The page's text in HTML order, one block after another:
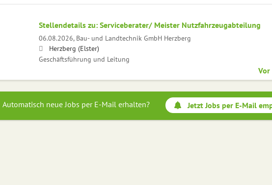
Stellendetails zu: Serviceberater/ Meister Nutzfahrzeugabteilung
06.08.2026, Bau- und Landtechnik GmbH Herzberg
Herzberg (Elster)
Geschäftsführung und Leitung
Automatisch neue Jobs per E-Mail erhalten? Jetzt Jobs per E-Mail